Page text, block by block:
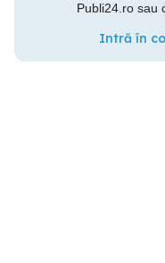
Publi24.ro sau
Intră în